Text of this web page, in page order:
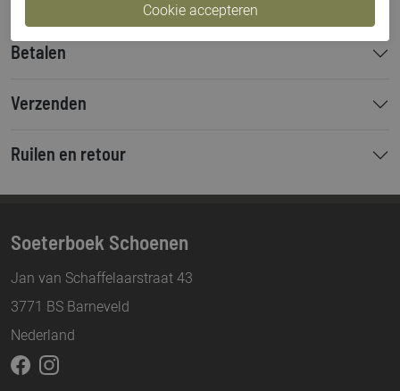
Betalen
Verzenden
Ruilen en retour
Soeterboek Schoenen
Jan van Schaffelaarstraat 43
3771 BS Barneveld
Nederland